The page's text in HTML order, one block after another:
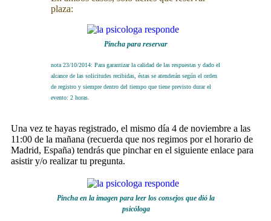
plaza:
Pincha para reservar
nota 23/10/2014: Para garantizar la calidad de las respuestas y dado el
alcance de las solicitudes recibidas, éstas se atenderán según el orden
de registro y siempre dentro del tiempo que tiene previsto durar el
evento: 2 horas.
Una vez te hayas registrado, el mismo día 4 de noviembre a las
11:00 de la mañana (recuerda que nos regimos por el horario de
Madrid, España) tendrás que pinchar en el siguiente enlace para
asistir y/o realizar tu pregunta.
Pincha en la imagen para leer los consejos que dió la
psicóloga